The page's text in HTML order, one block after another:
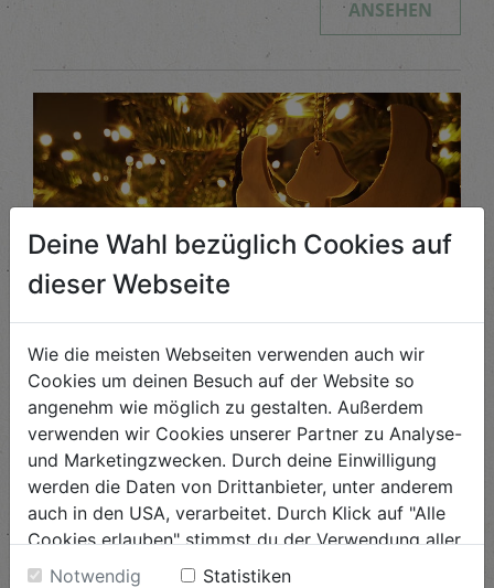
ANSEHEN
Lichterbrunch
Komm im Dezember zum Lichterbrunch am Biohof ...
ANSEHEN
Deine Wahl bezüglich Cookies auf
dieser Webseite
Wie die meisten Webseiten verwenden auch wir
Cookies um deinen Besuch auf der Website so
angenehm wie möglich zu gestalten. Außerdem
verwenden wir Cookies unserer Partner zu Analyse-
und Marketingzwecken. Durch deine Einwilligung
werden die Daten von Drittanbieter, unter anderem
auch in den USA, verarbeitet. Durch Klick auf "Alle
Cookies erlauben" stimmst du der Verwendung aller
Cookies zu. Unter "Details anzeigen" findest du alle
Notwendig
Statistiken